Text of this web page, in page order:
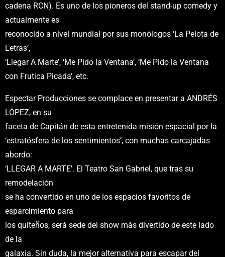
cadena RCN). Es uno de los pioneros del stand-up comedy y
actualmente es
reconocido a nivel mundial por sus monólogos ‘La Pelota de
Letras’,
‘Llegar A Marte’, ‘Me Pido la Ventana’, ‘Me Pido la Ventana
con Frutica Picada’, etc.
Espectar Producciones se complace en presentar a ANDRÉS
LÓPEZ, en su
faceta de Capitán de esta entretenida misión espacial por la
‘estratósfera de los sentimientos’, con muchas carcajadas
abordo:
‘LLEGAR A MARTE’. El Teatro San Gabriel, que tras su
remodelación
se ha convertido en uno de los espacios favoritos de
esparcimiento para
los quiteños, será sede del show más divertido de este lado
de la
galaxia. Sin duda, la mejor alternativa para escapar del